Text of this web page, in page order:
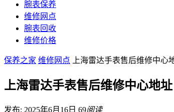
腕表保养
维修网点
腕表回收
维修价格
保养之家 维修网点 上海雷达手表售后维修中心
上海雷达手表售后维修中心地址
发布: 2025年6月16日 69阅读